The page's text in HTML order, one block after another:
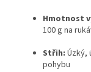
Hmotnost
100 g na
Střih: Úzký,
pohybu